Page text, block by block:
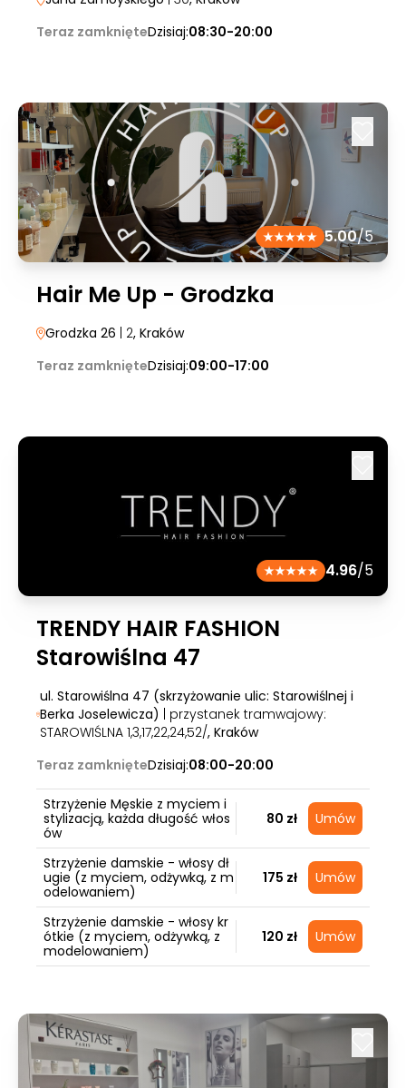
Teraz zamknięteDzisiaj:08:30-20:00
5.00/5
Hair Me Up - Grodzka
Grodzka 26 | 2, Kraków
Teraz zamknięteDzisiaj:09:00-17:00
4.96/5
TRENDY HAIR FASHION
Starowiślna 47
ul. Starowiślna 47 (skrzyżowanie ulic: Starowiślnej i
Berka Joselewicza) | przystanek tramwajowy:
STAROWIŚLNA 1,3,17,22,24,52/, Kraków
Teraz zamknięteDzisiaj:08:00-20:00
Strzyżenie Męskie z myciem i
stylizacją, każda długość włos
ów
80 zł Umów
Strzyżenie damskie - włosy dł
ugie (z myciem, odżywką, z m
odelowaniem)
175 zł Umów
Strzyżenie damskie - włosy kr
ótkie (z myciem, odżywką, z
modelowaniem)
120 zł Umów